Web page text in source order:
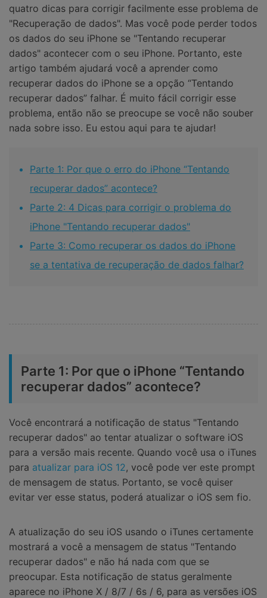
quatro dicas para corrigir facilmente esse problema de
"Recuperação de dados". Mas você pode perder todos
os dados do seu iPhone se "Tentando recuperar
dados" acontecer com o seu iPhone. Portanto, este
artigo também ajudará você a aprender como
recuperar dados do iPhone se a opção “Tentando
recuperar dados” falhar. É muito fácil corrigir esse
problema, então não se preocupe se você não souber
nada sobre isso. Eu estou aqui para te ajudar!
Parte 1: Por que o erro do iPhone “Tentando
recuperar dados” acontece?
Parte 2: 4 Dicas para corrigir o problema do
iPhone "Tentando recuperar dados"
Parte 3: Como recuperar os dados do iPhone
se a tentativa de recuperação de dados falhar?
Parte 1: Por que o iPhone “Tentando
recuperar dados” acontece?
Você encontrará a notificação de status "Tentando
recuperar dados" ao tentar atualizar o software iOS
para a versão mais recente. Quando você usa o iTunes
para atualizar para iOS 12, você pode ver este prompt
de mensagem de status. Portanto, se você quiser
evitar ver esse status, poderá atualizar o iOS sem fio.
A atualização do seu iOS usando o iTunes certamente
mostrará a você a mensagem de status "Tentando
recuperar dados" e não há nada com que se
preocupar. Esta notificação de status geralmente
aparece no iPhone X / 8/7 / 6s / 6, para as versões iOS